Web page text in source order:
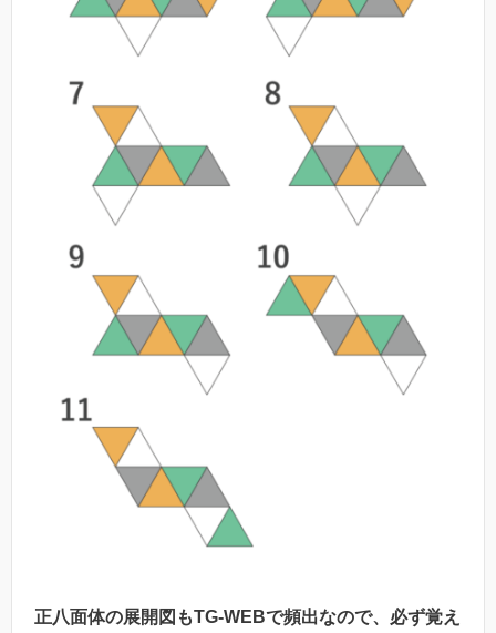
正八面体の展開図もTG-WEBで頻出なので、必ず覚え